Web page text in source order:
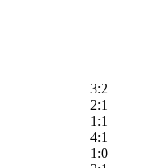
3:2
2:1
1:1
4:1
1:0